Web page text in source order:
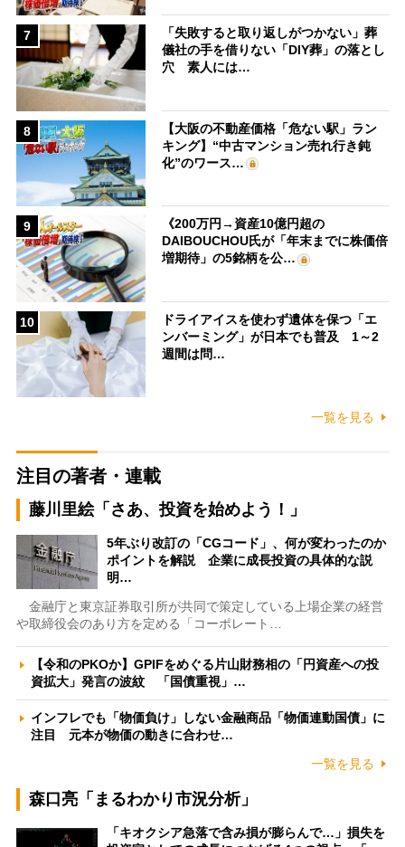
7
「失敗すると取り返しがつかない」葬
儀社の手を借りない「DIY葬」の落とし
穴 素人には…
8
【大阪の不動産価格「危ない駅」ラン
キング】“中古マンション売れ行き鈍
化”のワース…
9
《200万円→資産10億円超の
DAIBOUCHOU氏が「年末までに株価倍
増期待」の5銘柄を公…
10
ドライアイスを使わず遺体を保つ「エ
ンバーミング」が日本でも普及 1～2
週間は問…
一覧を見る
注目の著者・連載
藤川里絵「さあ、投資を始めよう！」
5年ぶり改訂の「CGコード」、何が変わったのか
ポイントを解説 企業に成長投資の具体的な説
明…
金融庁と東京証券取引所が共同で策定している上場企業の経営
や取締役会のあり方を定める「コーポレート…
【令和のPKOか】GPIFをめぐる片山財務相の「円資産への投
資拡大」発言の波紋 「国債重視」…
インフレでも「物価負け」しない金融商品「物価連動国債」に
注目 元本が物価の動きに合わせ…
一覧を見る
森口亮「まるわかり市況分析」
「キオクシア急落で含み損が膨らんで…」損失を